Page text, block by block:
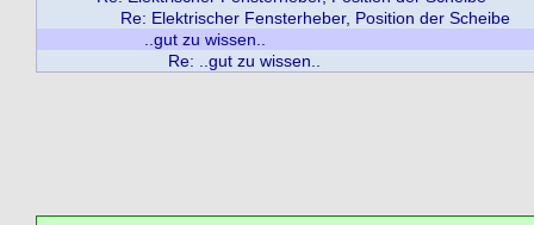
Re: Elektrischer Fensterheber, Position der Scheibe
..gut zu wissen..
Re: ..gut zu wissen..